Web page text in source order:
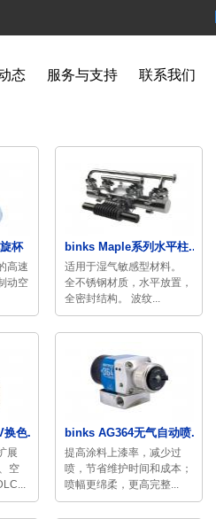
态 服务与支持 联系我们
杯
高速
动空
binks Maple系列水平柱...
适用于湿气敏感型材料。
全不锈钢材质，水平放置，
全密封结构。 波纹...
色...
展
空
binks AG364无气自动喷...
提高涂料上漆率，减少过
喷，节省维护时间和成本；
喷幅更绵柔，更高完整...